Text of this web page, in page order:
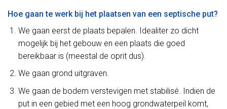
Hoe gaan te werk bij het plaatsen van een septische put?
We gaan eerst de plaats bepalen. Idealiter zo dicht
mogelijk bij het gebouw en een plaats die goed
bereikbaar is (meestal de oprit dus).
We gaan grond uitgraven.
We gaan de bodem verstevigen met stabilisé. Indien de
put in een gebied met een hoog grondwaterpeil komt,